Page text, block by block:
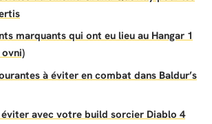
marquants qui ont eu lieu au Hangar 1
ovni)
à éviter en combat dans Baldur’s
éviter avec votre build sorcier Diablo 4